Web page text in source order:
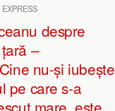
despre
–
nu-și iubește
pe care s-a
mare, este